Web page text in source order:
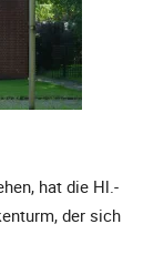
hat die Hl.-
der sich